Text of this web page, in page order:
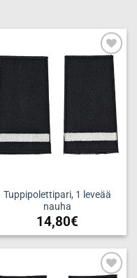
Add to
wishlist
Tuppipolettipari, 1 leveää
nauha
14,80€